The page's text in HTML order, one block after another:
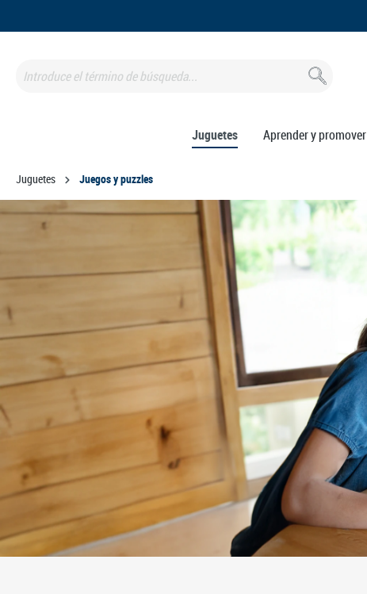
Juguetes Aprender y promover
Juguetes Juegos y puzzles